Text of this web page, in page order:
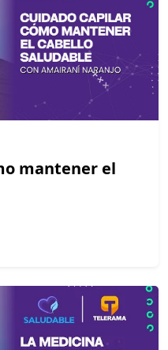
mantener el